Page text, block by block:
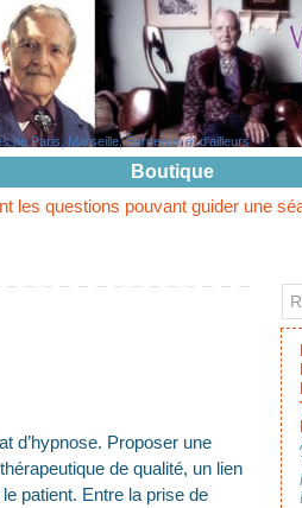
de Paris, Marseille, Bordeaux et d'ailleurs
Boutique
pouvant guider une séance de
d’hypnose. Proposer une
de qualité, un lien
patient. Entre la prise de